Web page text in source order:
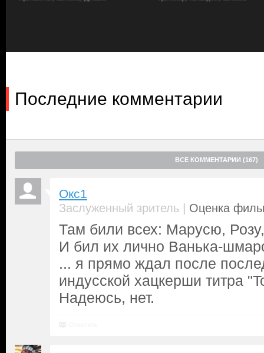
Последние комментарии
ВСЕ КОММЕНТАРИИ (167)
Окс1
Заслуженный зритель | Оценка
Там били всех: Марусю,
И бил их лично Ванька-
... я прямо ждал после
индусской хацкерши титра
Надеюсь, нет.